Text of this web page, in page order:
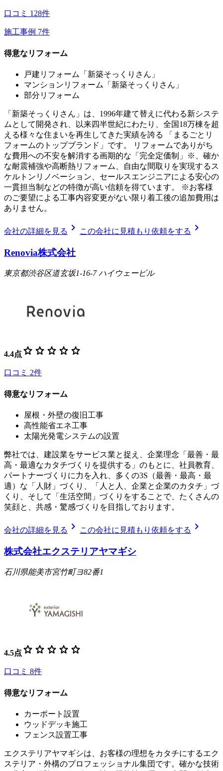
口コミ 128件
施工事例 7件
得意なリフォーム
戸建リフォーム「新築そっくりさん」
マンションリフォーム「新築そっくりさん」
部分リフォーム
「新築そっくりさん」は、1996年建て替えに代わる新システ
ムとして開発され、以来四半世紀にわたり、全国18万棟を超
える様々な住まいを再生してきた実績を誇る 「まるごとリ
フォームのトップブランド」です。 リフォームでありがち
な費用への不安を解消する画期的な「完全定価制」※、確か
な耐震補強や高断熱リフォーム、自由な間取りを実現するス
ケルトンリノベーション、セールスエンジニアによる安心の
一貫担当制などの特徴が高い信頼を得ています。 ※お客様
のご要望による工事内容変更がない限り着工後の追加費用は
ありません。
会社の詳細を見る chevron_right この会社に見積もり依頼をする chevron_right
Renovia株式会社
東京都渋谷区道玄坂1-16-7 ハイウェービル
4.4点 star star star star star
口コミ 2件
得意なリフォーム
屋根・外壁の復旧工事
高性能省エネ工事
太陽光発電システムの設置
弊社では、建設業をサービス業と捉え、企業理念「最善・最
高・最適なカタチづくりを提供する」のもとに、社員教育、
パートナーづくりに力を入れ、多くの3S（最善・最高・最
適）な「人財」づくり、「人と人、企業と企業のカタチ」づ
くり、そして「生活空間」づくりをすることで、たくさんの
笑顔と、共感・驚感づくりを目指しております。
会社の詳細を見る chevron_right この会社に見積もり依頼をする chevron_right
株式会社エクステリアヤマギシ
石川県能美市宮竹町ヨ82番1
4.5点 star star star star star
口コミ 8件
得意なリフォーム
カーポート設置
ウッドデッキ施工
フェンス設置工事
エクステリアヤマギシは、お客様の理想をカタチにするエク
ステリア・外構のプロフェッショナル集団です。確かな技術